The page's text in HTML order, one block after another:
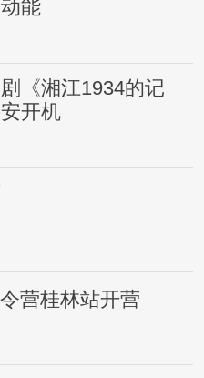
能
《湘江1934的记
开机
营桂林站开营